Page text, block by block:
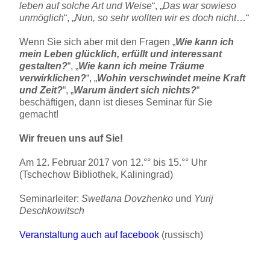
leben auf solche Art und Weise“, „Das war sowieso
unmöglich“, „Nun, so sehr wollten wir es doch nicht…“
Wenn Sie sich aber mit den Fragen „Wie kann ich
mein Leben glücklich, erfüllt und interessant
gestalten?“, „Wie kann ich meine Träume
verwirklichen?“, „Wohin verschwindet meine Kraft
und Zeit?“, „Warum ändert sich nichts?“
beschäftigen, dann ist dieses Seminar für Sie
gemacht!
Wir freuen uns auf Sie!
Am 12. Februar 2017 von 12.°° bis 15.°° Uhr
(Tschechow Bibliothek, Kaliningrad)
Seminarleiter:Swetlana Dovzhenko und Yurij
Deschkowitsch
Veranstaltung auch auf facebook (russisch)